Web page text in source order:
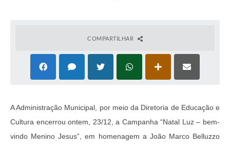
COMPARTILHAR
A Administração Municipal, por meio da Diretoria de Educação e
Cultura encerrou ontem, 23/12, a Campanha “Natal Luz – bem-
vindo Menino Jesus”, em homenagem a João Marco Belluzzo